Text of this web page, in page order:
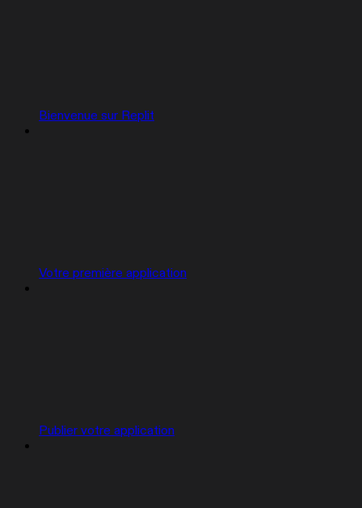
Bienvenue sur Replit
Votre première application
Publier votre application